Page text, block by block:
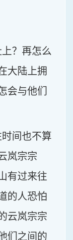
？再怎么
大陆上拥
会与他们
间也不算
岚宗宗
有过来往
的人恐怕
云岚宗宗
们之间的